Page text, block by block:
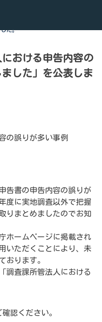
の皆様に寄り添う税務の
ます。税の無料相談会も
課所管法人における申告内容の誤
た。
おける申告内容の
した」を公表しま
の誤りが多い事例
告書の申告内容の誤りが
度に実地調査以外で把握
りまとめましたのでお知
ホームページに掲載され
いただくことにより、未
おります。
調査課所管法人における
認ください。